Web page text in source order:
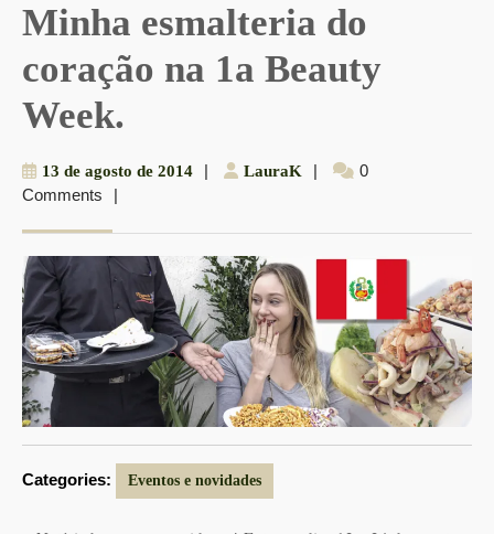
Minha esmalteria do
coração na 1a Beauty
Week.
13 de agosto de 201413
2014
| LauraK LauraK
|
0
Comments
|
Categories: Eventos e novidades